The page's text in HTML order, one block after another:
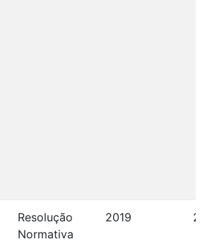
Resolução
Normativa
2019 25/